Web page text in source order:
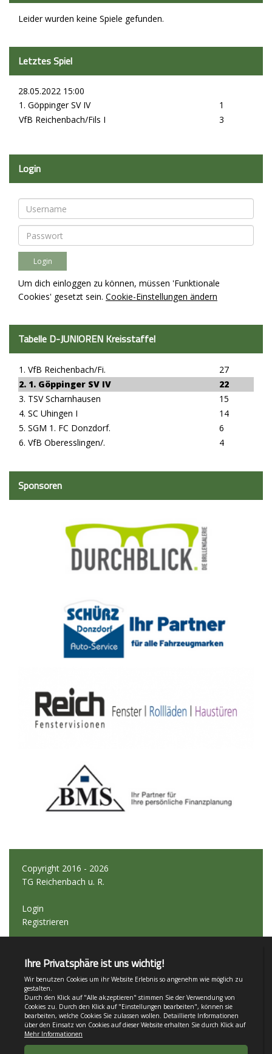
Leider wurden keine Spiele gefunden.
Letztes Spiel
28.05.2022 15:00
1. Göppinger SV IV
1
VfB Reichenbach/Fils I
3
Login
Um dich einloggen zu können, müssen 'Funktionale
Cookies' gesetzt sein. Cookie-Einstellungen ändern
Tabelle D-JUNIOREN Kreisstaffel
1. VfB Reichenbach/Fi.
27
2. 1. Göppinger SV IV
22
3. TSV Scharnhausen
15
4. SC Uhingen I
14
5. SGM 1. FC Donzdorf.
6
6. VfB Oberesslingen/.
4
Sponsoren
Copyright 2016 - 2026
TG Reichenbach u. R.
Login
Registrieren
Teamsports 2
Dein Sportverein online